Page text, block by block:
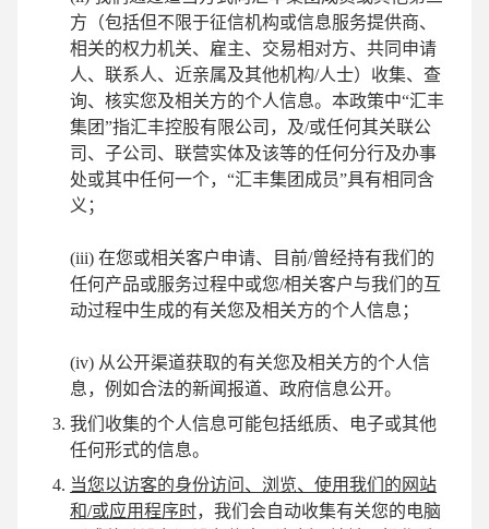
方（包括但不限于征信机构或信息服务提供商、
相关的权力机关、雇主、交易相对方、共同申请
人、联系人、近亲属及其他机构/人士）收集、查
询、核实您及相关方的个人信息。本政策中“汇丰
集团”指汇丰控股有限公司，及/或任何其关联公
司、子公司、联营实体及该等的任何分行及办事
处或其中任何一个，“汇丰集团成员”具有相同含
义；
(iii) 在您或相关客户申请、目前/曾经持有我们的
任何产品或服务过程中或您/相关客户与我们的互
动过程中生成的有关您及相关方的个人信息；
(iv) 从公开渠道获取的有关您及相关方的个人信
息，例如合法的新闻报道、政府信息公开。
我们收集的个人信息可能包括纸质、电子或其他
任何形式的信息。
当您以访客的身份访问、浏览、使用我们的网站
和/或应用程序时，我们会自动收集有关您的电脑